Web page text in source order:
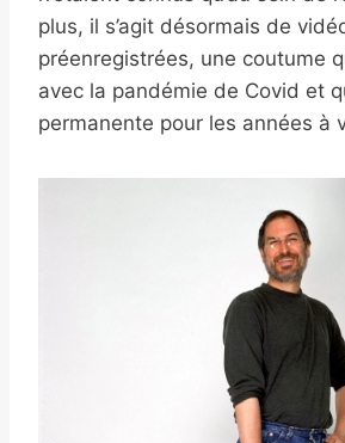
plus, il s’agit désormais de
préenregistrées, une coutume
avec la pandémie de Covid et
permanente pour les années à